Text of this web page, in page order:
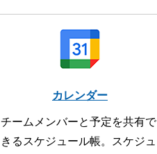
カレンダー
チームメンバーと予定を共有で
きるスケジュール帳。スケジュ